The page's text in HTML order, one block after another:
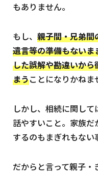
もありません。
もし、 親子間・兄弟間
遺言等の準備もない
した誤解や勘違いか
まうことになりかねま
しかし、相続に関し
話やすいこと。家族
するのもまぎれもない
だからと言って親子